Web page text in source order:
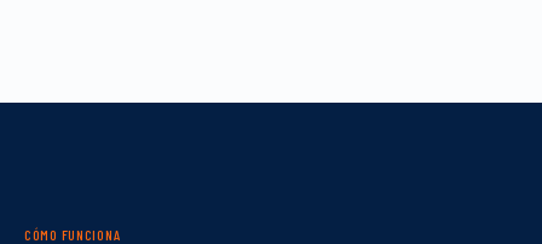
CÓMO FUNCIONA